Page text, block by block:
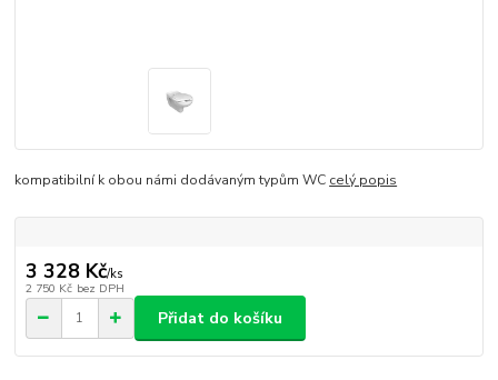
kompatibilní k obou námi dodávaným typům WC celý popis
3 328 Kč/ks
2 750 Kč bez DPH
Přidat do košíku